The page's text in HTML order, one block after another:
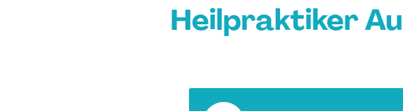
Heilpraktiker